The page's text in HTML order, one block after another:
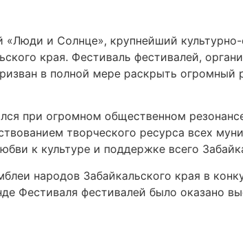
«Люди и Солнце», крупнейший
края. Фестиваль фестивалей,
в полной мере раскрыть огромный
при огромном общественном
творческого ресурса всех
к культуре и поддержке всего
народов Забайкальского края в
Фестиваля фестивалей было оказано